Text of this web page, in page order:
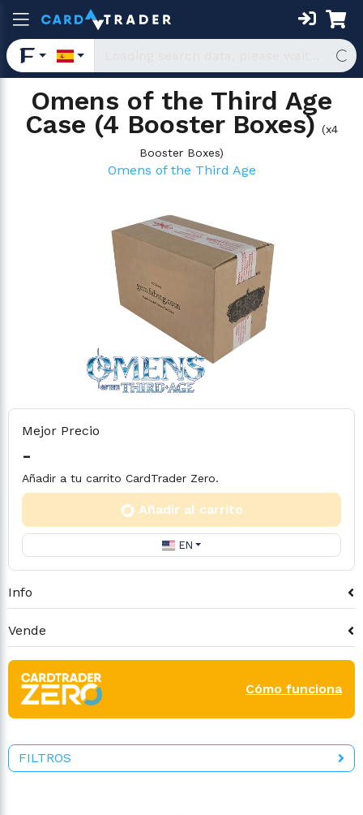
Omens of the Third Age
Case (4 Booster Boxes) (x4
Booster Boxes)
Omens of the Third Age
Mejor Precio
-
Añadir a tu carrito CardTrader Zero.
Añadir al carrito
EN
Info
Vende
Cómo funciona
FILTROS